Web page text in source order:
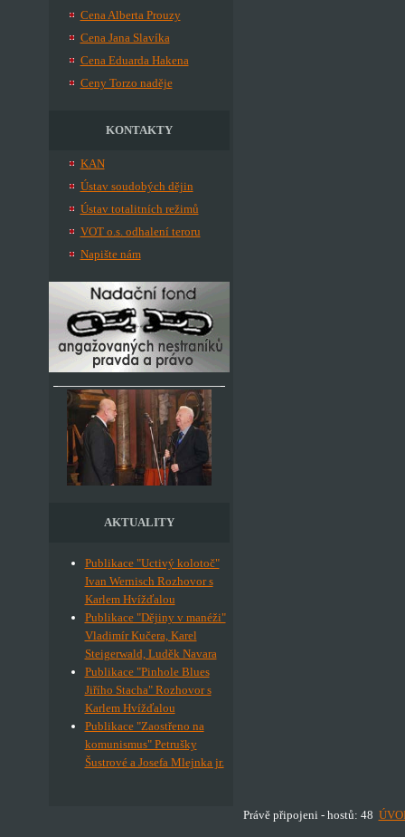
Cena Alberta Prouzy
Cena Jana Slavíka
Cena Eduarda Hakena
Ceny Torzo naděje
KONTAKTY
KAN
Ústav soudobých dějin
Ústav totalitních režimů
VOT o.s. odhalení teroru
Napište nám
AKTUALITY
Publikace "Uctivý kolotoč"
Ivan Wernisch Rozhovor s
Karlem Hvížďalou
Publikace "Dějiny v manéži"
Vladimír Kučera, Karel
Steigerwald, Luděk Navara
Publikace "Pinhole Blues
Jiřího Stacha" Rozhovor s
Karlem Hvížďalou
Publikace "Zaostřeno na
komunismus" Petrušky
Šustrové a Josefa Mlejnka jr.
Právě připojeni - hostů: 48